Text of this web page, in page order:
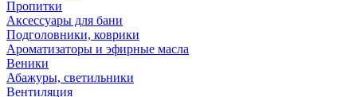
Пропитки
Аксессуары для бани
Подголовники, коврики
Ароматизаторы и эфирные масла
Веники
Абажуры, светильники
Вентиляция